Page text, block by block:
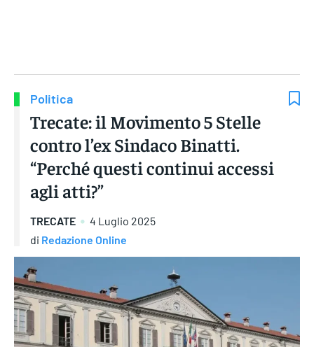
Politica
Trecate: il Movimento 5 Stelle
contro l’ex Sindaco Binatti.
“Perché questi continui accessi
agli atti?”
TRECATE
4 Luglio 2025
di Redazione Online